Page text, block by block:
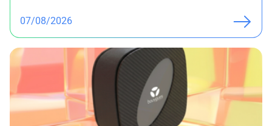
07/08/2026